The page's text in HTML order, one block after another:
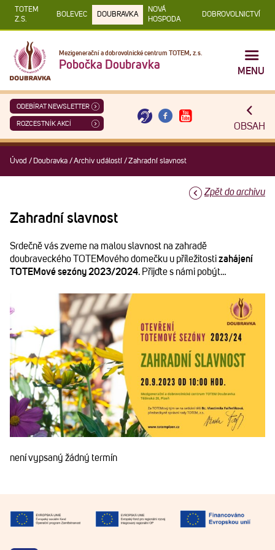
TOTEM
Z.S.
BOLEVEC DOUBRAVKA
NOVÁ
HOSPODA
DOBROVOLNICTVÍ
Mezigenerační a dobrovolnické centrum TOTEM, z.s.
Pobočka Doubravka
MENU
ODEBÍRAT NEWSLETTER
ROZCESTNÍK AKCÍ OBSAH
Úvod / Doubravka /Archiv událostí /Zahradní slavnost
Zpět do archivu
Zahradní slavnost
Srdečně vás zveme na malou slavnost na zahradě
doubraveckého TOTEMového domečku u příležitostizahájení
TOTEMové sezóny 2023/2024. Přijďte s námi pobýt…
není vypsaný žádný termín